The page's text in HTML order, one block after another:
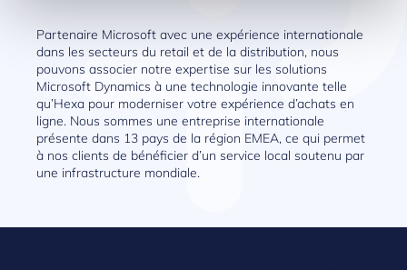
Partenaire Microsoft avec une expérience internationale
dans les secteurs du retail et de la distribution, nous
pouvons associer notre expertise sur les solutions
Microsoft Dynamics à une technologie innovante telle
qu’Hexa pour moderniser votre expérience d’achats en
ligne. Nous sommes une entreprise internationale
présente dans 13 pays de la région EMEA, ce qui permet
à nos clients de bénéficier d’un service local soutenu par
une infrastructure mondiale.